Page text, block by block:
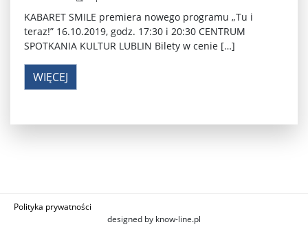
KABARET SMILE premiera nowego programu „Tu i
teraz!” 16.10.2019, godz. 17:30 i 20:30 CENTRUM
SPOTKANIA KULTUR LUBLIN Bilety w cenie […]
WIĘCEJ
Polityka prywatności
designed by know-line.pl